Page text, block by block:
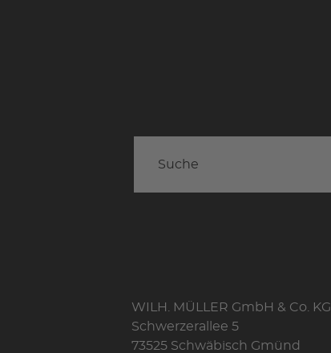
WILH. MÜLLER GmbH & Co. KG
Schwerzerallee 5
73525 Schwäbisch Gmünd